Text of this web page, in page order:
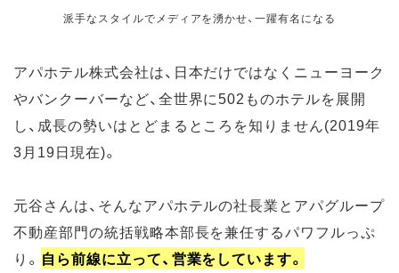
派手なスタイルでメディアを湧かせ、一躍有名になる
アパホテル株式会社は、日本だけではなくニューヨーク
やバンクーバーなど、全世界に502ものホテルを展開
し、成長の勢いはとどまるところを知りません(2019年
3月19日現在)。
元谷さんは、そんなアパホテルの社長業とアパグループ
不動産部門の統括戦略本部長を兼任するパワフルっぷ
り。 自ら前線に立って、営業をしています。